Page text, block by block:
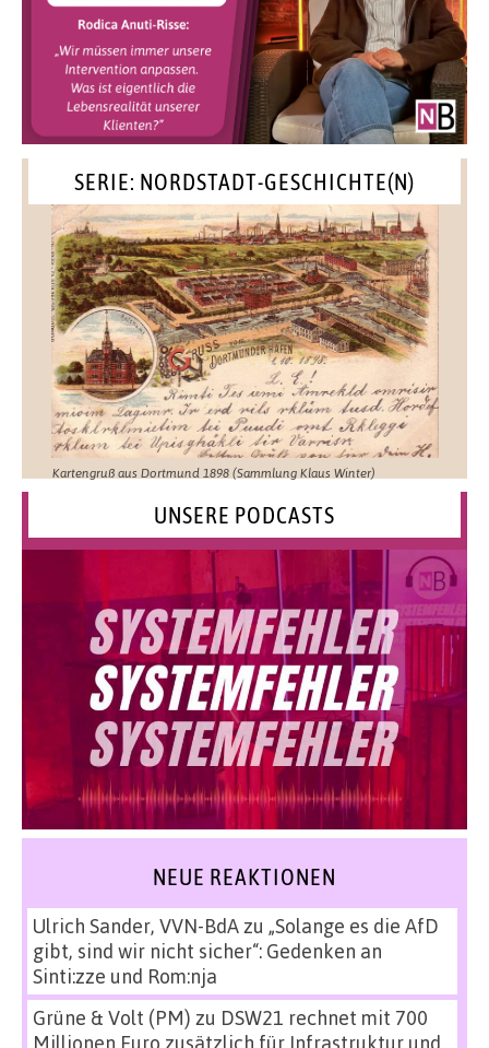
SERIE: NORDSTADT-GESCHICHTE(N)
Kartengruß aus Dortmund 1898 (Sammlung Klaus Winter)
UNSERE PODCASTS
NEUE REAKTIONEN
Ulrich Sander, VVN-BdAzu „Solange es die AfD
gibt, sind wir nicht sicher“: Gedenken an
Sinti:zze und Rom:nja
Grüne & Volt (PM) zu DSW21 rechnet mit 700
Millionen Euro zusätzlich für Infrastruktur und